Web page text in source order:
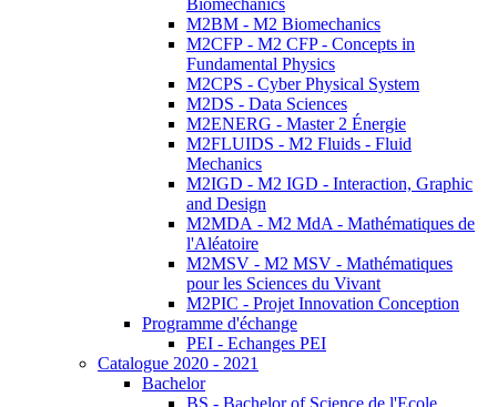
Biomechanics
M2BM - M2 Biomechanics
M2CFP - M2 CFP - Concepts in
Fundamental Physics
M2CPS - Cyber Physical System
M2DS - Data Sciences
M2ENERG - Master 2 Énergie
M2FLUIDS - M2 Fluids - Fluid
Mechanics
M2IGD - M2 IGD - Interaction, Graphic
and Design
M2MDA - M2 MdA - Mathématiques de
l'Aléatoire
M2MSV - M2 MSV - Mathématiques
pour les Sciences du Vivant
M2PIC - Projet Innovation Conception
Programme d'échange
PEI - Echanges PEI
Catalogue 2020 - 2021
Bachelor
BS - Bachelor of Science de l'Ecole